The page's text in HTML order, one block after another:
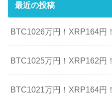
最近の投稿
BTC1026万円！XRP164円！
BTC1025万円！XRP162円！
BTC1021万円！XRP164円！